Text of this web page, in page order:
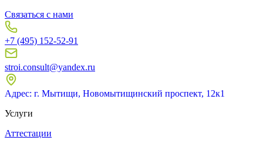
Связаться с нами
+7 (495) 152-52-91
stroi.consult@yandex.ru
Адрес: г. Мытищи, Новомытищинский проспект, 12к1
Услуги
Аттестации